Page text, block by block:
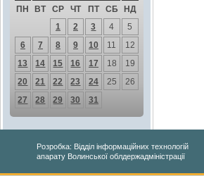
ПН ВТ СР ЧТ ПТ СБ
НД
1
2 3 4
5
6
7 8 9 10 11
12
13
14 15 16 17 18
19
20
21 22 23 24 25
26
27
28 29 30 31
Розробка: Відділ інформаційних технологій
апарату Волинської облдержадміністрації